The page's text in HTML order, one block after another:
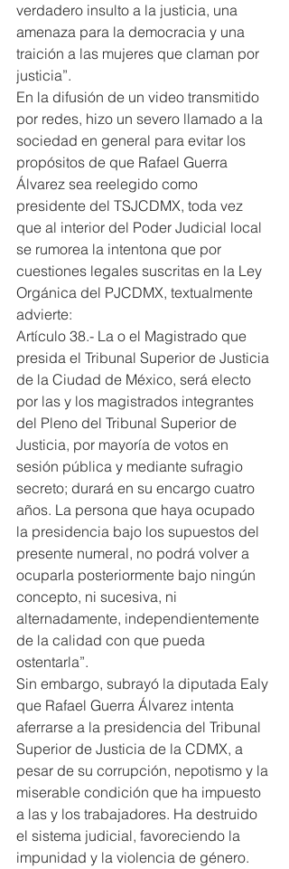
verdadero insulto a la justicia, una
amenaza para la democracia y una
traición a las mujeres que claman por
justicia”.
En la difusión de un video transmitido
por redes, hizo un severo llamado a la
sociedad en general para evitar los
propósitos de que Rafael Guerra
Álvarez sea reelegido como
presidente del TSJCDMX, toda vez
que al interior del Poder Judicial local
se rumorea la intentona que por
cuestiones legales suscritas en la Ley
Orgánica del PJCDMX, textualmente
advierte:
Artículo 38.- La o el Magistrado que
presida el Tribunal Superior de Justicia
de la Ciudad de México, será electo
por las y los magistrados integrantes
del Pleno del Tribunal Superior de
Justicia, por mayoría de votos en
sesión pública y mediante sufragio
secreto; durará en su encargo cuatro
años. La persona que haya ocupado
la presidencia bajo los supuestos del
presente numeral, no podrá volver a
ocuparla posteriormente bajo ningún
concepto, ni sucesiva, ni
alternadamente, independientemente
de la calidad con que pueda
ostentarla”.
Sin embargo, subrayó la diputada Ealy
que Rafael Guerra Álvarez intenta
aferrarse a la presidencia del Tribunal
Superior de Justicia de la CDMX, a
pesar de su corrupción, nepotismo y la
miserable condición que ha impuesto
a las y los trabajadores. Ha destruido
el sistema judicial, favoreciendo la
impunidad y la violencia de género.